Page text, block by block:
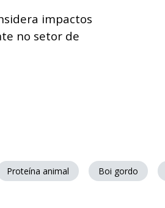
impactos
no setor de
Proteína animal Boi gordo